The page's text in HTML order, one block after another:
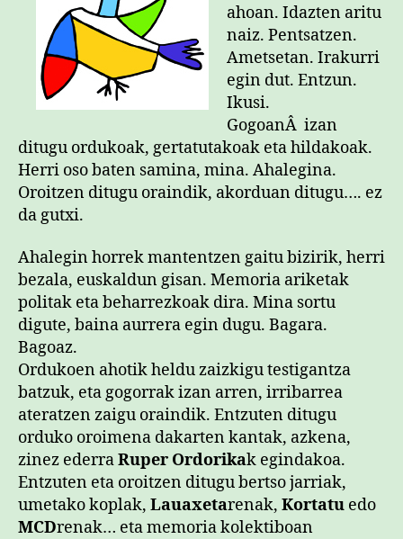
ahoan. Idazten aritu
naiz. Pentsatzen.
Ametsetan. Irakurri
egin dut. Entzun.
Ikusi.
GogoanÂ izan
ditugu ordukoak, gertatutakoak eta hildakoak.
Herri oso baten samina, mina. Ahalegina.
Oroitzen ditugu oraindik, akorduan ditugu…. ez
da gutxi.
Ahalegin horrek mantentzen gaitu bizirik, herri
bezala, euskaldun gisan. Memoria ariketak
politak eta beharrezkoak dira. Mina sortu
digute, baina aurrera egin dugu. Bagara.
Bagoaz.
Ordukoen ahotik heldu zaizkigu testigantza
batzuk, eta gogorrak izan arren, irribarrea
ateratzen zaigu oraindik. Entzuten ditugu
orduko oroimena dakarten kantak, azkena,
zinez ederraRuper Ordorikak egindakoa.
Entzuten eta oroitzen ditugu bertso jarriak,
umetako koplak, Lauaxetarenak, Kortatu edo
MCDrenak… eta memoria kolektiboan